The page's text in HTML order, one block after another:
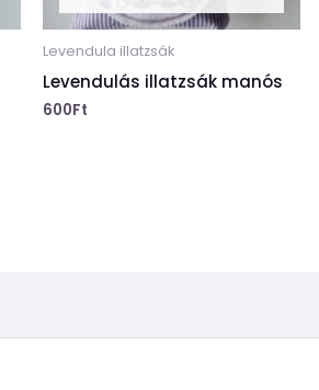
Levendula illatzsák
Levendulás illatzsák manós
600Ft